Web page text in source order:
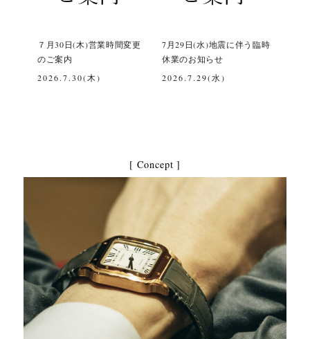
7月29日(水)地震に伴う臨時
休業のお知らせ
2026.7.29(水)
【営業に関するご案内及び
お預かり中の修理品につき
まして】
[ Concept ]